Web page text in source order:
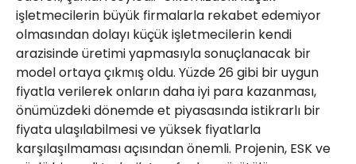
işletmecilerin büyük firmalarla rekabet edemiyor
olmasından dolayı küçük işletmecilerin kendi
arazisinde üretimi yapmasıyla sonuçlanacak bir
model ortaya çıkmış oldu. Yüzde 26 gibi bir uygun
fiyatla verilerek onların daha iyi para kazanması,
önümüzdeki dönemde et piyasasında istikrarlı bir
fiyata ulaşılabilmesi ve yüksek fiyatlarla
karşılaşılmaması açısından önemli. Projenin, ESK ve